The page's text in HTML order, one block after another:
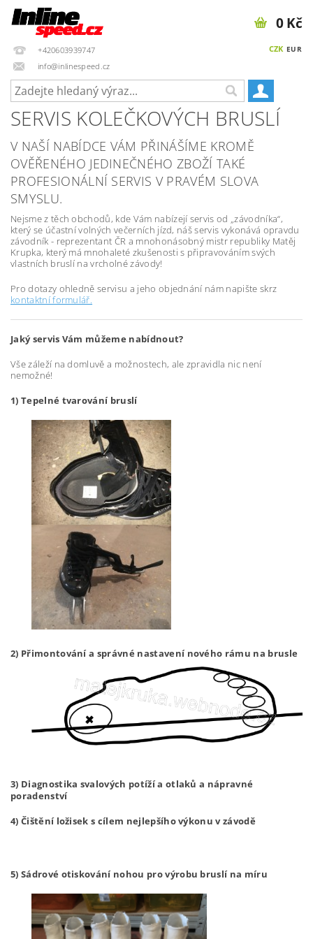
+420603939747
info@inlinespeed.cz
CZK EUR
0 Kč
SERVIS KOLEČKOVÝCH BRUSLÍ
V NAŠÍ NABÍDCE VÁM PŘINÁŠÍME KROMĚ
OVĚŘENÉHO JEDINEČNÉHO ZBOŽÍ TAKÉ
PROFESIONÁLNÍ SERVIS V PRAVÉM SLOVA
SMYSLU.
Nejsme z těch obchodů, kde Vám nabízejí servis od „závodníka“,
který se účastní volných večerních jízd, náš servis vykonává opravdu
závodník - reprezentant ČR a mnohonásobný mistr republiky Matěj
Krupka, který má mnohaleté zkušenosti s připravováním svých
vlastních bruslí na vrcholné závody!
Pro dotazy ohledně servisu a jeho objednání nám napište skrz
kontaktní formulář.
Jaký servis Vám můžeme nabídnout?
Vše záleží na domluvě a možnostech, ale zpravidla nic není
nemožné!
1) Tepelné tvarování bruslí
2) Přimontování a správné nastavení nového rámu na brusle
3) Diagnostika svalových potíží a otlaků a nápravné
poradenství
4) Čištění ložisek s cílem nejlepšího výkonu v závodě
5) Sádrové otiskování nohou pro výrobu bruslí na míru